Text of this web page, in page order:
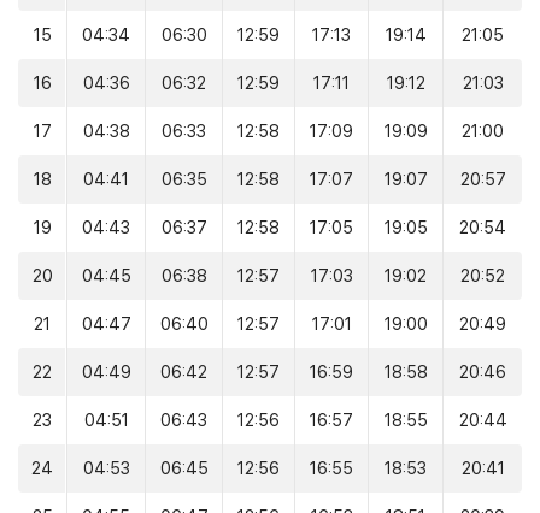
15 04:34 06:30 12:59 17:13 19:14 21:05
16 04:36 06:32 12:59 17:11 19:12 21:03
17 04:38 06:33 12:58 17:09 19:09 21:00
18 04:41 06:35 12:58 17:07 19:07 20:57
19 04:43 06:37 12:58 17:05 19:05 20:54
20 04:45 06:38 12:57 17:03 19:02 20:52
21 04:47 06:40 12:57 17:01 19:00 20:49
22 04:49 06:42 12:57 16:59 18:58 20:46
23 04:51 06:43 12:56 16:57 18:55 20:44
24 04:53 06:45 12:56 16:55 18:53 20:41